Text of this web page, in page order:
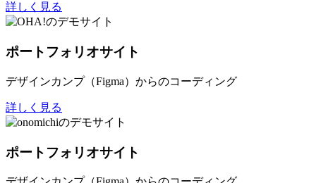
詳しく見る
ポートフォリオサイト
デザインカンプ（Figma）からのコーディング
詳しく見る
ポートフォリオサイト